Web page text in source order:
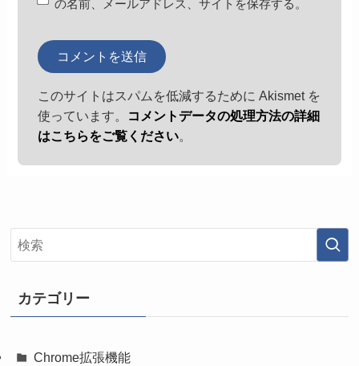
の名前、メールアドレス、サイトを保存する。
このサイトはスパムを低減するために Akismet を
使っています。
コメントデータの処理方法の詳細
はこちらをご覧ください。
カテゴリー
Chrome拡張機能